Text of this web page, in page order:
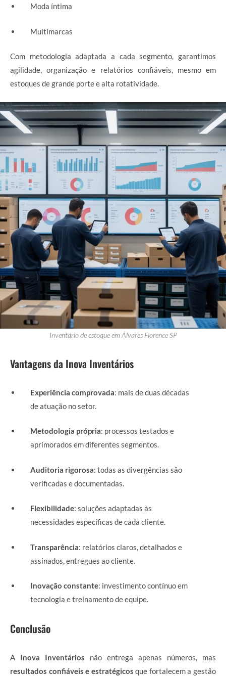
Moda íntima
Multimarcas
Com metodologia adaptada a cada segmento, garantimos
agilidade, organização e relatórios confiáveis, mesmo em
estoques de grande porte e alta rotatividade.
Inventário de estoque em Álvares Florence SP
Vantagens da Inova Inventários
Experiência comprovada: mais de duas décadas
de atuação no setor.
Metodologia própria: processos testados e
aprimorados em diferentes segmentos.
Auditoria rigorosa: todas as divergências são
verificadas e documentadas.
Flexibilidade: soluções adaptadas às
necessidades específicas de cada cliente.
Transparência: relatórios claros, detalhados e
assinados, entregues ao cliente.
Inovação constante: investimento contínuo em
tecnologia e treinamento de equipe.
Conclusão
A Inova Inventários não entrega apenas números, mas
resultados confiáveis e estratégicos que fortalecem a gestão